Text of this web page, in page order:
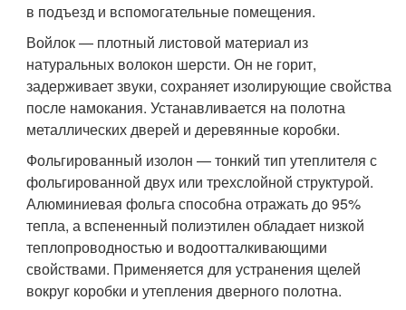
в подъезд и вспомогательные помещения.
Войлок — плотный листовой материал из
натуральных волокон шерсти. Он не горит,
задерживает звуки, сохраняет изолирующие свойства
после намокания. Устанавливается на полотна
металлических дверей и деревянные коробки.
Фольгированный изолон — тонкий тип утеплителя с
фольгированной двух или трехслойной структурой.
Алюминиевая фольга способна отражать до 95%
тепла, а вспененный полиэтилен обладает низкой
теплопроводностью и водоотталкивающими
свойствами. Применяется для устранения щелей
вокруг коробки и утепления дверного полотна.